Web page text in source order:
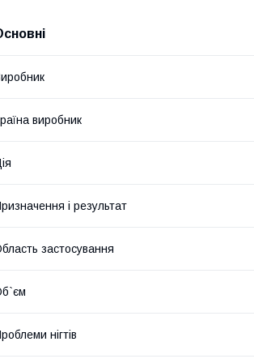
виробник
і результат
застосування
нігтів